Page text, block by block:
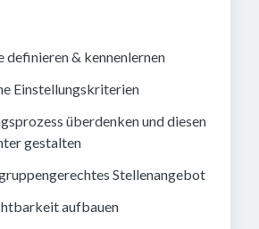
definieren & kennenlernen
Einstellungskriterien
überdenken und diesen
gestalten
Stellenangebot
aufbauen